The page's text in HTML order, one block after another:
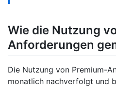
Wie die Nutzung
Anforderungen
Die Nutzung von Premium-
monatlich nachverfolgt und